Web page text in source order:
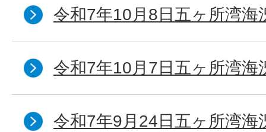
令和7年10月8日五ヶ所湾海
令和7年10月7日五ヶ所湾海
令和7年9月24日五ヶ所湾海